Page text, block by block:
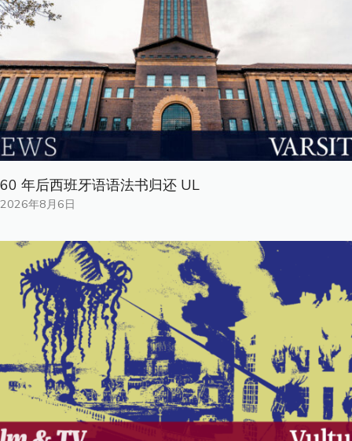
60 年后西班牙语语法书归还 UL
2026年8月6日